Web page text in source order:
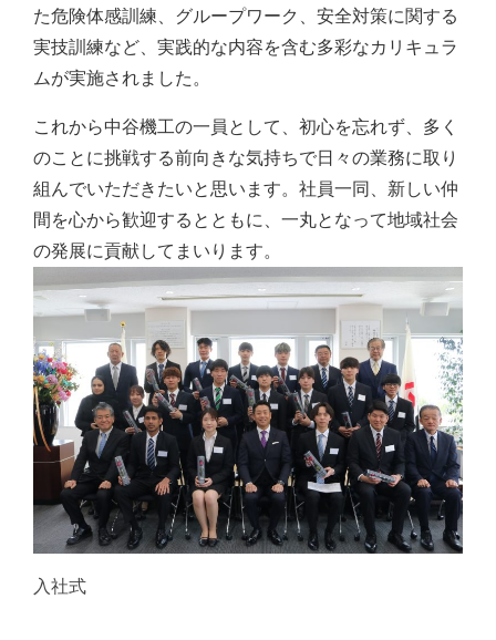
採用情報
新着情報
お問い合わせ
グループ会社一覧を見る
た危険体感訓練、グループワーク、安全対策に関する
実技訓練など、実践的な内容を含む多彩なカリキュラ
ムが実施されました。
これから中谷機工の一員として、初心を忘れず、多く
のことに挑戦する前向きな気持ちで日々の業務に取り
組んでいただきたいと思います。社員一同、新しい仲
間を心から歓迎するとともに、一丸となって地域社会
の発展に貢献してまいります。
入社式